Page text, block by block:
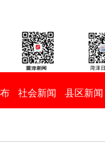
社会新闻 县区新闻